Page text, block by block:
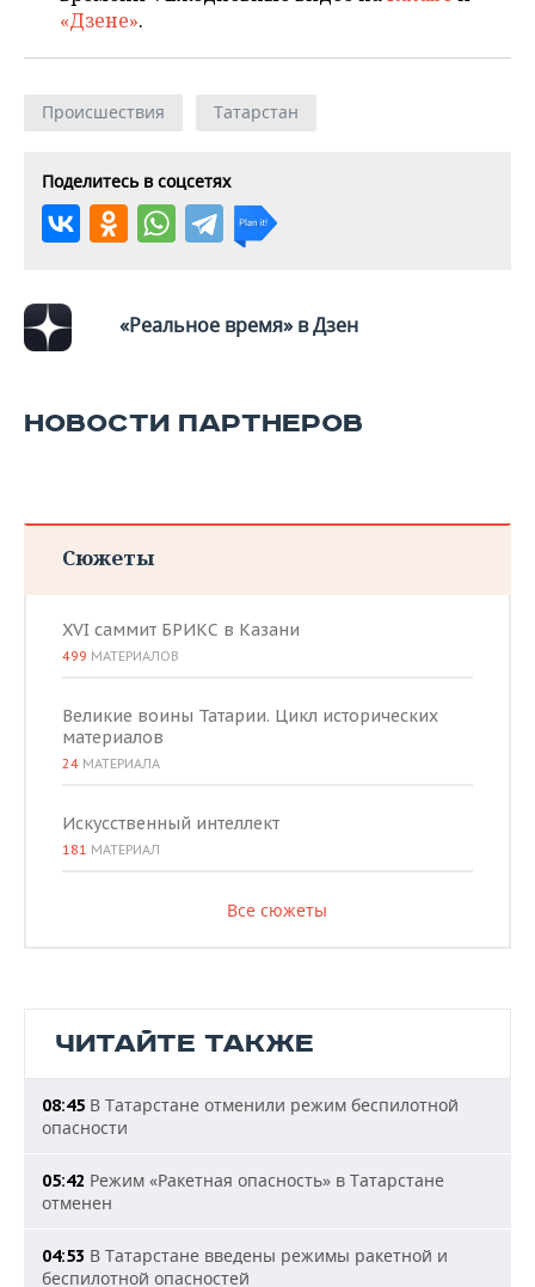
«Дзене».
Происшествия Татарстан
Поделитесь в соцсетях
«Реальное время» в Дзен
НОВОСТИ ПАРТНЕРОВ
Сюжеты
XVI саммит БРИКС в Казани
499 МАТЕРИАЛОВ
Великие воины Татарии. Цикл исторических
материалов
24 МАТЕРИАЛА
Искусственный интеллект
181 МАТЕРИАЛ
Все сюжеты
ЧИТАЙТЕ ТАКЖЕ
08:45 В Татарстане отменили режим беспилотной
опасности
05:42 Режим «Ракетная опасность» в Татарстане
отменен
04:53 В Татарстане введены режимы ракетной и
беспилотной опасностей